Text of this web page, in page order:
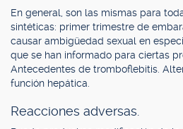
En general, son las mismas para
sintéticas: primer trimestre de
causar ambigüedad sexual en
que se han informado para ciertas
Antecedentes de tromboflebitis.
función hepática.
Reacciones adversas.